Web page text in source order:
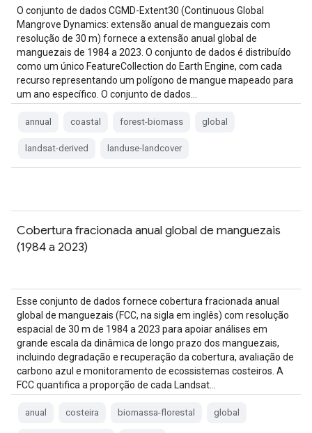
O conjunto de dados CGMD-Extent30 (Continuous Global
Mangrove Dynamics: extensão anual de manguezais com
resolução de 30 m) fornece a extensão anual global de
manguezais de 1984 a 2023. O conjunto de dados é distribuído
como um único FeatureCollection do Earth Engine, com cada
recurso representando um polígono de mangue mapeado para
um ano específico. O conjunto de dados…
annual coastal forest-biomass global
landsat-derived landuse-landcover
Cobertura fracionada anual global de manguezais
(1984 a 2023)
Esse conjunto de dados fornece cobertura fracionada anual
global de manguezais (FCC, na sigla em inglês) com resolução
espacial de 30 m de 1984 a 2023 para apoiar análises em
grande escala da dinâmica de longo prazo dos manguezais,
incluindo degradação e recuperação da cobertura, avaliação de
carbono azul e monitoramento de ecossistemas costeiros. A
FCC quantifica a proporção de cada Landsat…
anual costeira biomassa-florestal global